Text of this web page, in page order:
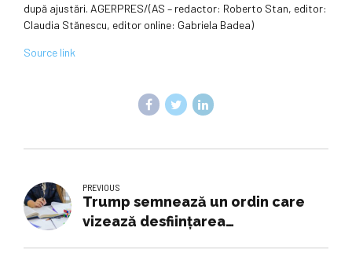
după ajustări. AGERPRES/(AS – redactor: Roberto Stan, editor:
Claudia Stănescu, editor online: Gabriela Badea)
Source link
PREVIOUS
Trump semnează un ordin care
vizează desființarea